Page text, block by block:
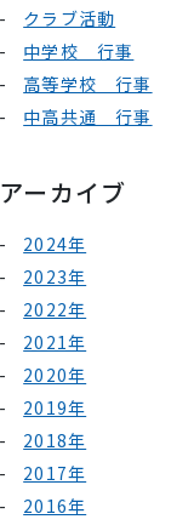
クラブ活動
中学校 行事
高等学校 行事
中高共通 行事
アーカイブ
2024年
2023年
2022年
2021年
2020年
2019年
2018年
2017年
2016年